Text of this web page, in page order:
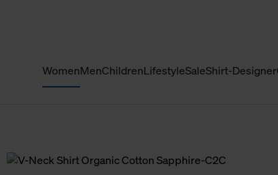
WomenMenChildrenLifestyleSaleShirt-Designer